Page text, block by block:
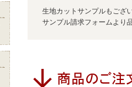
生地カットサンプルもござ
サンプル請求フォームより